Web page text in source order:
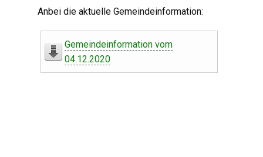
Anbei die aktuelle Gemeindeinformation:
Gemeindeinformation vom
04.12.2020